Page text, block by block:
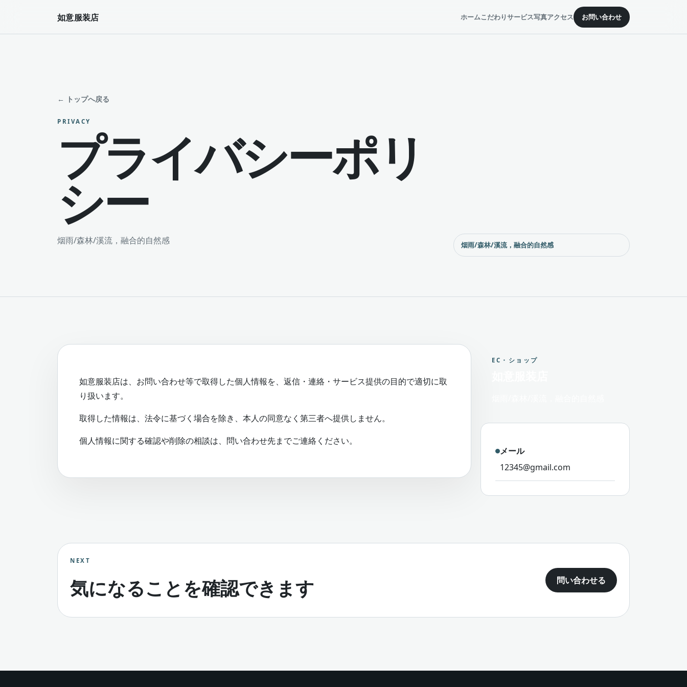
如意服装店 ホームこだわりサービス写真アクセス お問い合わせ
← トップへ戻る
PRIVACY
プライバシーポリ
シー
烟雨/森林/溪流，融合的自然感 烟雨/森林/溪流，融合的自然感
如意服装店は、お問い合わせ等で取得した個人情報を、返信・連絡・サービス提供の目的で適切に取
り扱います。
取得した情報は、法令に基づく場合を除き、本人の同意なく第三者へ提供しません。
個人情報に関する確認や削除の相談は、問い合わせ先までご連絡ください。
EC・ショップ
メール
12345@gmail.com
NEXT
気になることを確認できます 問い合わせる